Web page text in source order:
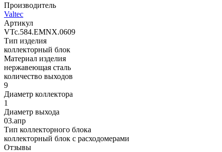
Производитель
Valtec
Артикул
VTc.584.EMNX.0609
Тип изделия
коллекторный блок
Материал изделия
нержавеющая сталь
количество выходов
9
Диаметр коллектора
1
Диаметр выхода
03.апр
Тип коллекторного блока
коллекторный блок с расходомерами
Отзывы